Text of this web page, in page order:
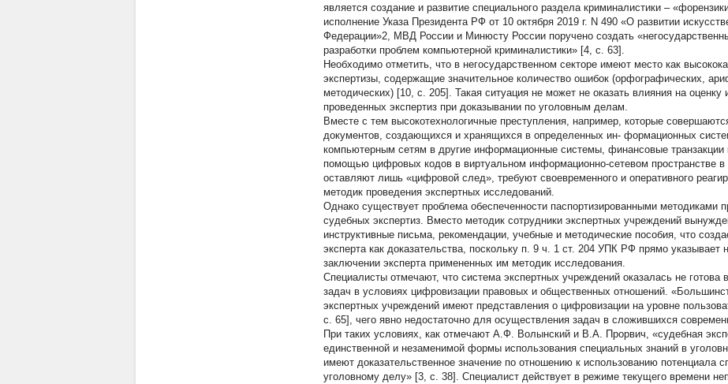
является создание и развитие специального раздела криминалистики –
исполнение Указа Президента РФ от 10 октября 2019 г. N 490 «О развитии
Федерации»2, МВД России и Минюсту России поручено создать
разработки проблем компьютерной криминалистики» [4, с. 63].
Необходимо отметить, что в негосударственном секторе имеют место как
экспертизы, содержащие значительное количество ошибок (орфографических,
методических) [10, с. 205]. Такая ситуация не может не оказать влияния на оценку
проведенных экспертиз при доказывании по уголовным делам.
Вместе с тем высокотехнологичные преступления, например, которые
документов, создающихся и хранящихся в определенных ин- формационных
компьютерным сетям в другие информационные системы, финансовые
помощью цифровых кодов в виртуальном информационно-сетевом пространстве
оставляют лишь «цифровой след», требуют своевременного и оперативного
методик проведения экспертных исследований.
Однако существует проблема обеспеченности паспортизированными методиками
судебных экспертиз. Вместо методик сотрудники экспертных учреждений
инструктивные письма, рекомендации, учебные и методические пособия, что
эксперта как доказательства, поскольку п. 9 ч. 1 ст. 204 УПК РФ прямо указывает
заключении эксперта примененных им методик исследования.
Специалисты отмечают, что система экспертных учреждений оказалась не
задач в условиях цифровизации правовых и общественных отношений.
экспертных учреждений имеют представления о цифровизации на уровне
с. 65], чего явно недостаточно для осуществления задач в сложившихся
При таких условиях, как отмечают А.Ф. Волынский и В.А. Прорвич, «судебная
единственной и незаменимой формы использования специальных знаний в
имеют доказательственное значение по отношению к использованию потенциала
уголовному делу» [3, с. 38]. Специалист действует в режиме текущего времени